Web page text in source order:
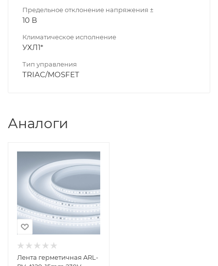
Предельное отклонение напряжения ±
10 В
Климатическое исполнение
УХЛ1*
Тип управления
TRIAC/MOSFET
Аналоги
Лента герметичная ARL-